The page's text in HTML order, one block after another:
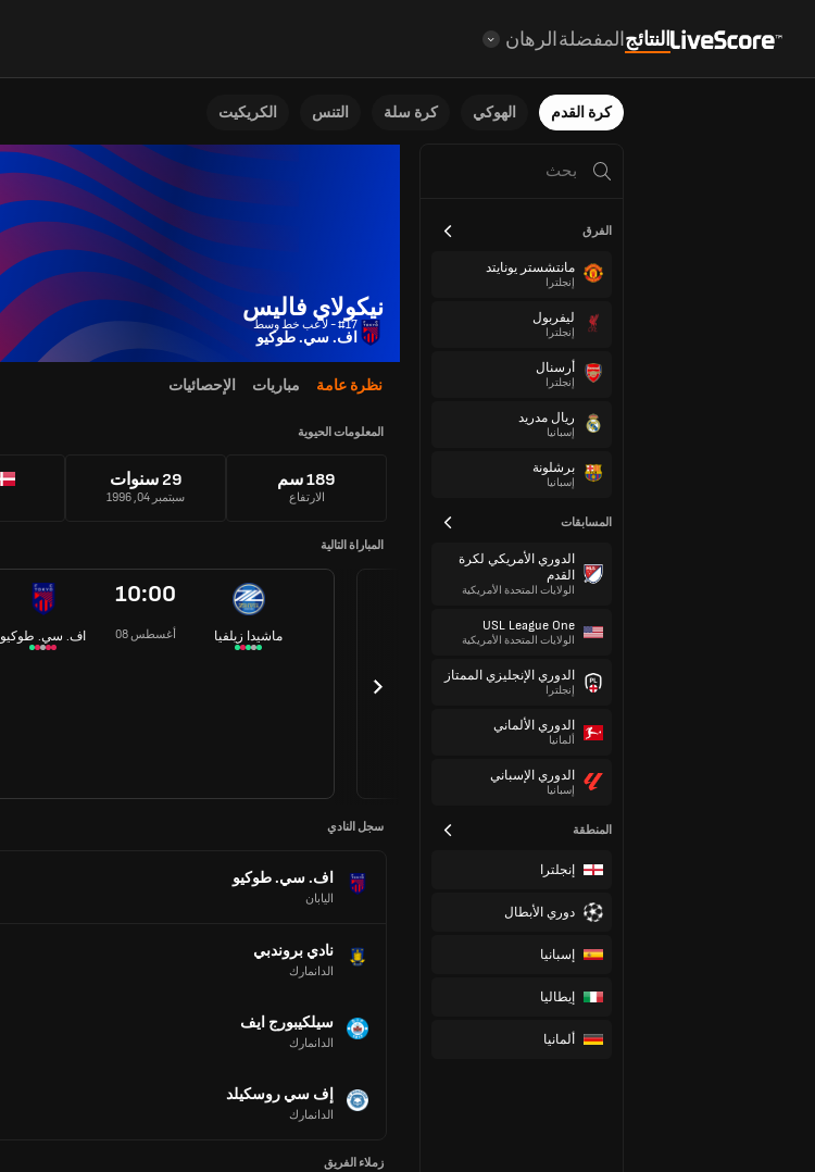
النتائجالمفضلةالرهان
كرة القدم الهوكي كرة سلة التنس الكريكيت
الفرق
مانتشستر يونايتد
إنجلترا
ليفربول
إنجلترا
أرسنال
إنجلترا
ريال مدريد
إسبانيا
برشلونة
إسبانيا
المسابقات
الدوري الأمريكي لكرة
القدم
الولايات المتحدة الأمريكية
USL League One
الولايات المتحدة الأمريكية
الدوري الإنجليزي الممتاز
إنجلترا
الدوري الألماني
ألمانيا
الدوري الإسباني
إسبانيا
المنطقة
إنجلترا
دوري الأبطال
إسبانيا
إيطاليا
ألمانيا
نيكولاي فاليس
#17 - لاعب خط وسط
اف. سي. طوكيو
نظرة عامة مباريات الإحصائيات
المعلومات الحيوية
189 سم
الارتفاع
29 سنوات
سبتمبر 04, 1996
المباراة التالية
اف. سي. طوكيو
10:00
08 أغسطس ماشيدا زيلفيا
سجل النادي
اف. سي. طوكيو
اليابان
نادي بروندبي
الدانمارك
سيلكيبورج ايف
الدانمارك
إف سي روسكيلد
الدانمارك
زملاء الفريق